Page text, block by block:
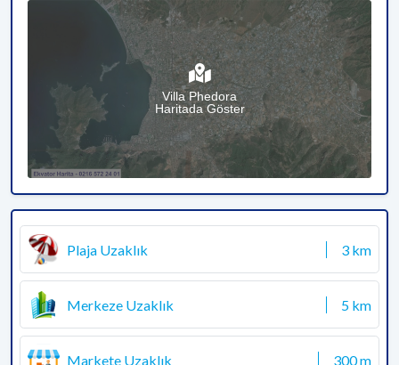
Villa Phedora
Haritada Göster
Plaja Uzaklık 3 km
Merkeze Uzaklık 5 km
Markete Uzaklık 300 m